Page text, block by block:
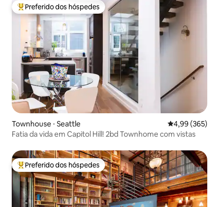
Entre os melhores preferidos dos hóspedes
Preferido dos hóspedes
Townhouse ⋅ Seattle 4,99 de uma
4,99 (365)
Fatia da vida em Capitol Hill! 2bd Townhome com vistas
Entre os melhores preferidos dos hóspedes
Preferido dos hóspedes